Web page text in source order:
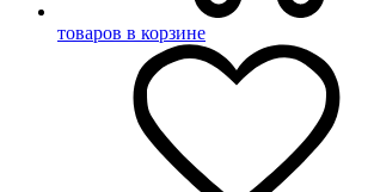
товаров в корзине